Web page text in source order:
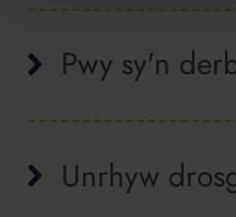
Pwy sy'n
Unrhyw